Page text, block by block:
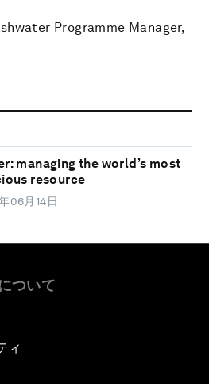
Programme Manager,
managing the world’s most
resource
06月14日
ついて
ィ